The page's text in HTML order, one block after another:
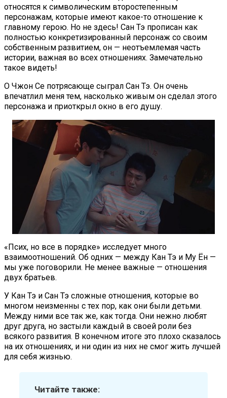
относятся к символическим второстепенным
персонажам, которые имеют какое-то отношение к
главному герою. Но не здесь! Сан Тэ прописан как
полностью конкретизированный персонаж со своим
собственным развитием, он — неотъемлемая часть
истории, важная во всех отношениях. Замечательно
такое видеть!
О Чжон Се потрясающе сыграл Сан Тэ. Он очень
впечатлил меня тем, насколько живым он сделал этого
персонажа и приоткрыл окно в его душу.
«Псих, но все в порядке» исследует много
взаимоотношений. Об одних — между Кан Тэ и Му Ён —
мы уже поговорили. Не менее важные — отношения
двух братьев.
У Кан Тэ и Сан Тэ сложные отношения, которые во
многом неизменны с тех пор, как они были детьми.
Между ними все так же, как тогда. Они нежно любят
друг друга, но застыли каждый в своей роли без
всякого развития. В конечном итоге это плохо сказалось
на их отношениях, и ни один из них не смог жить лучшей
для себя жизнью.
Читайте также: